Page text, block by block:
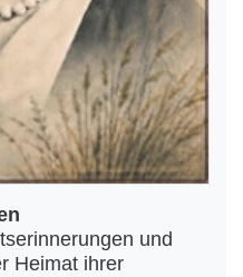
und
Heimat ihrer